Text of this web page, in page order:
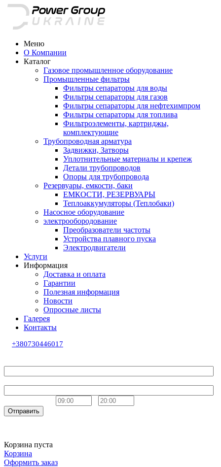
Меню
О Компании
Каталог
Газовое промышленное оборудование
Промышленные фильтры
Фильтры сепараторы для воды
Фильтры сепараторы для газов
Фильтры сепараторы для нефтехимпром
Фильтры сепараторы для топлива
Фильтроэлементы, картриджы,
комплектующие
Трубопроводная арматура
Задвижки, Затворы
Уплотнительные материалы и крепеж
Детали трубопроводов
Опоры для трубопровода
Резервуары, емкости, баки
ЕМКОСТИ, РЕЗЕРВУАРЫ
Теплоаккумуляторы (Теплобаки)
Насосное оборудование
электрообородование
Преобразователи частоты
Устройства плавного пуска
Электродвигатели
Услуги
Информация
Доставка и оплата
Гарантии
Полезная информация
Новости
Опросные листы
Галерея
Контакты
+380730446017
Отправить
Корзина пуста
Корзина
Оформить заказ